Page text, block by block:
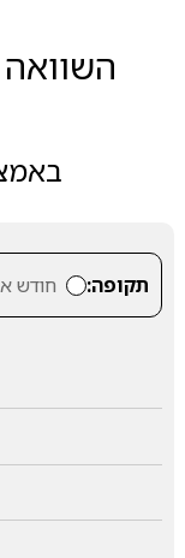
השוואה
תקופה: חודש